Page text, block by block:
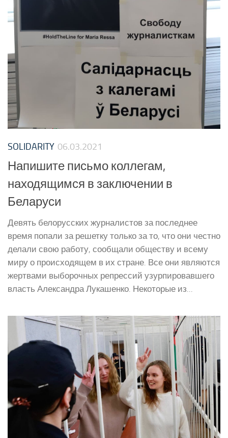
SOLIDARITY 06.03.2021
Напишите письмо коллегам,
находящимся в заключении в
Беларуси
Девять белорусских журналистов за последнее
время попали за решетку только за то, что они честно
делали свою работу, сообщали обществу и всему
миру о происходящем в их стране. Все они являются
жертвами выборочных репрессий узурпировавшего
власть Александра Лукашенко. Некоторые из...